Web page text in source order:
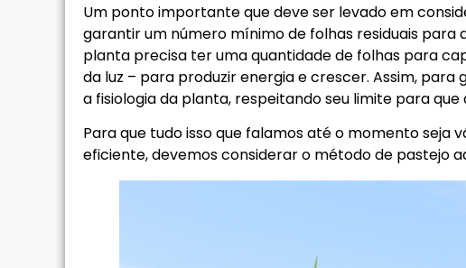
Um ponto importante que deve ser levado em
garantir um número mínimo de folhas residuais para
planta precisa ter uma quantidade de folhas para
da luz – para produzir energia e crescer. Assim,
a fisiologia da planta, respeitando seu limite para
Para que tudo isso que falamos até o momento seja
eficiente, devemos considerar o método de pastejo